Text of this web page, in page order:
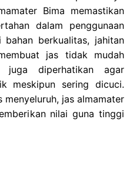
Bima memastikan
dalam penggunaan
bahan berkualitas, jahitan
jas tidak mudah
juga diperhatikan agar
meskipun sering dicuci.
jas almamater
nilai guna tinggi